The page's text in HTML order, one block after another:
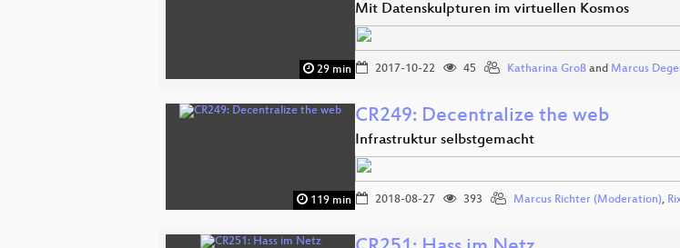
29 min
Mit Datenskulpturen im virtuellen Kosmos
2017-10-22 45 Katharina Groß and Marcus
119 min
CR249: Decentralize the web
Infrastruktur selbstgemacht
2018-08-27 393 Marcus Richter (Moderation),